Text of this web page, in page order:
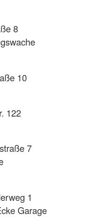
8
10
122
7
1
Garage